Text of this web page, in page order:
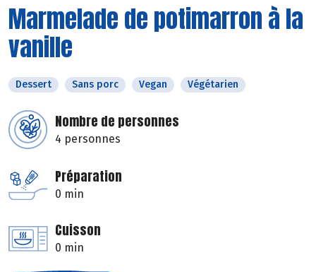
Marmelade de potimarron à la
vanille
Dessert Sans porc Vegan Végétarien
Nombre de personnes
4 personnes
Préparation
0 min
Cuisson
0 min